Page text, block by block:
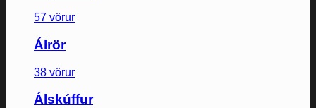
57 vörur
Álrör
38 vörur
Álskúffur